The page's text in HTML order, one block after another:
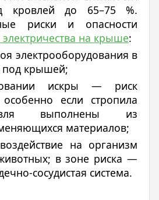
кровлей до 65–75 %.
риски и опасности
электричества на крыше:
электрооборудования в
крышей;
искры — риск
особенно если стропила
выполнены из
материалов;
на организм
в зоне риска —
сосудистая система.